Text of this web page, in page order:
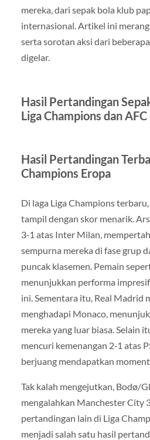
mereka, dari sepak bola klub
internasional. Artikel ini
serta sorotan aksi dari
digelar.
Hasil Pertandingan
Liga Champions dan
Hasil Pertandingan
Champions Eropa
Di laga Liga Champions
tampil dengan skor menarik.
3‑1 atas Inter Milan,
sempurna mereka di fase grup
puncak klasemen. Pemain
menunjukkan performa
ini. Sementara itu, Real Madrid
menghadapi Monaco,
mereka yang luar biasa. Selain
mencuri kemenangan 2‑1 atas
berjuang mendapatkan
Tak kalah mengejutkan, Bodø/
mengalahkan Manchester City
pertandingan lain di Liga
menjadi salah satu hasil